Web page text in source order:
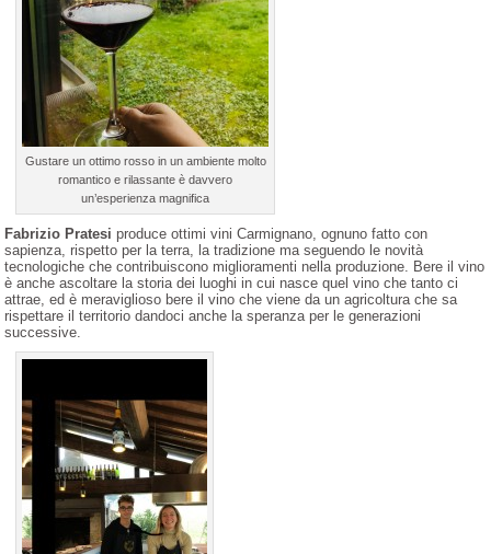
Gustare un ottimo rosso in un ambiente molto
romantico e rilassante è davvero
un’esperienza magnifica
Fabrizio Pratesi produce ottimi vini Carmignano, ognuno fatto con
sapienza, rispetto per la terra, la tradizione ma seguendo le novità
tecnologiche che contribuiscono miglioramenti nella produzione. Bere il vino
è anche ascoltare la storia dei luoghi in cui nasce quel vino che tanto ci
attrae, ed è meraviglioso bere il vino che viene da un agricoltura che sa
rispettare il territorio dandoci anche la speranza per le generazioni
successive.